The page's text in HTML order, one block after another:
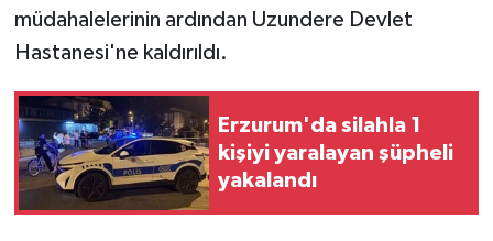
müdahalelerinin ardından Uzundere Devlet
Hastanesi'ne kaldırıldı.
Erzurum'da silahla 1
kişiyi yaralayan şüpheli
yakalandı